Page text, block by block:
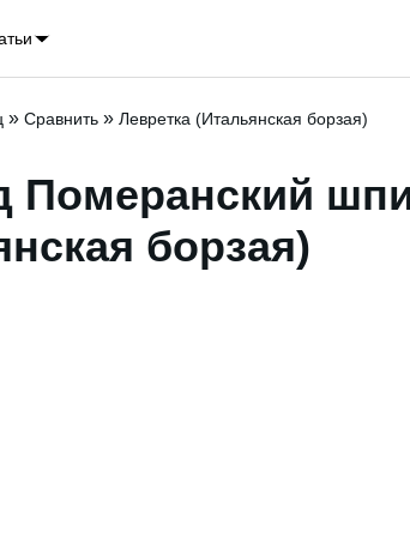
» Сравнить » Левретка (Итальянская борзая)
Померанский
борзая)